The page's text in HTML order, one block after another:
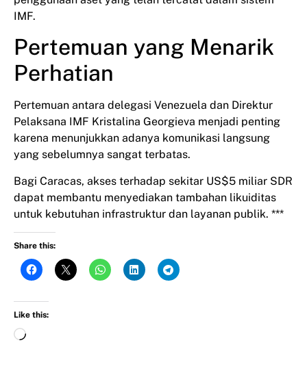
IMF.
Pertemuan yang Menarik
Perhatian
Pertemuan antara delegasi Venezuela dan Direktur
Pelaksana IMF Kristalina Georgieva menjadi penting
karena menunjukkan adanya komunikasi langsung
yang sebelumnya sangat terbatas.
Bagi Caracas, akses terhadap sekitar US$5 miliar SDR
dapat membantu menyediakan tambahan likuiditas
untuk kebutuhan infrastruktur dan layanan publik. ***
Share this:
Like this: